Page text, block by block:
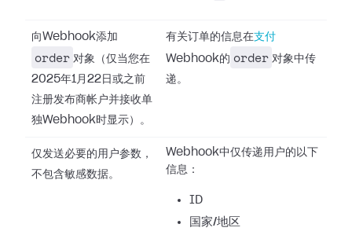
向Webhook添加
order 对象（仅当您在
2025年1月22日或之前
注册发布商帐户并接收单
独Webhook时显示）。
有关订单的信息在支付
Webhook的 order 对象中传
递。
仅发送必要的用户参数，
不包含敏感数据。
Webhook中仅传递用户的以下
信息：
ID
国家/地区